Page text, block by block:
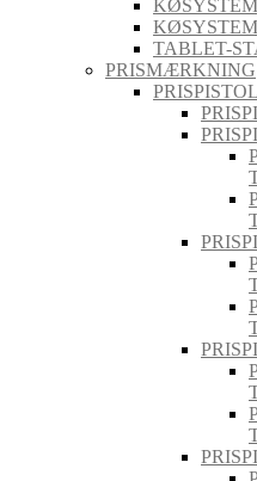
TABLET-
PRISMÆRKNING